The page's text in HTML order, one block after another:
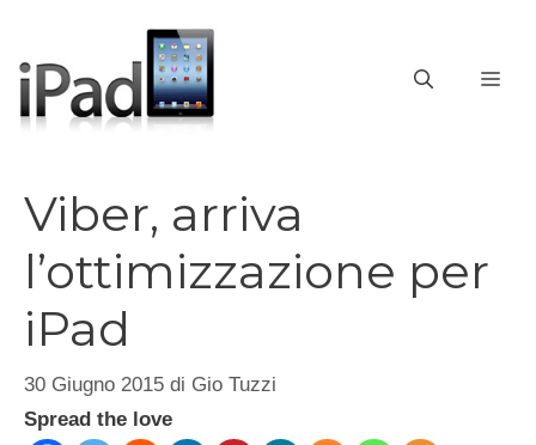
contenuto
Viber, arriva
l’ottimizzazione per
iPad
30 Giugno 2015 di Gio Tuzzi
Spread the love